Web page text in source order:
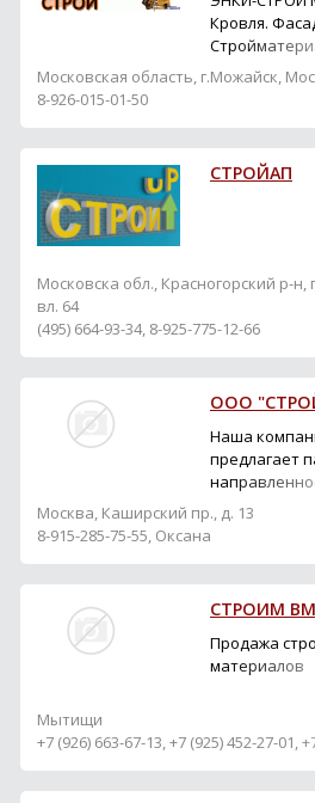
Кровля.
Канадские
Московская область, г.Можайск,
8-926-015-01-50
СТРОЙАП
Московска обл., Красногорский р-н,
вл. 64
(495) 664-93-34, 8-925-775-12-66
ООО
Наша
предлагает
развитие
отношений в
Кровельные
Ламинат
Москва, Каширский пр., д. 13
8-915-285-75-55, Оксана
СТРОИМ
Продажа
материалов
Мытищи
+7 (926) 663-67-13, +7 (925) 452-27-01,